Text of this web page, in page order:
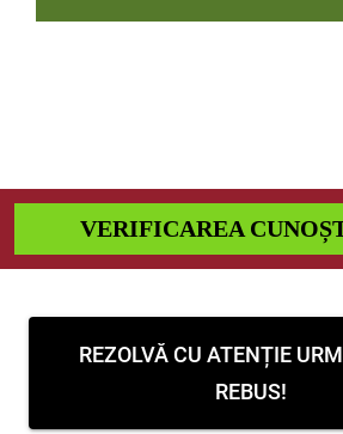
VERIFICAREA
REZOLVĂ CU ATENȚIE
REBUS!